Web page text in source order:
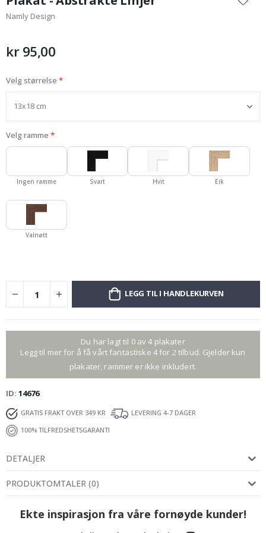
begynnelsen
av
Namly Design
kr 95,00
Velg størrelse
Velg ramme
Ingen ramme Svart Hvit Eik
Valnøtt
LEGG TIL I HANDLEKURVEN
Du har lagt til 0 av 4 plakater
Legg til mer for å få vårt fantastiske 4 for 2 tilbud. Gjelder kun
plakater, rammer er ikke inkludert.
ID 14676
GRATIS FRAKT OVER 349 KR
LEVERING 4-7 DAGER
100% TILFREDSHETSGARANTI
DETALJER
PRODUKTOMTALER (0)
Ekte inspirasjon fra våre fornøyde kunder!